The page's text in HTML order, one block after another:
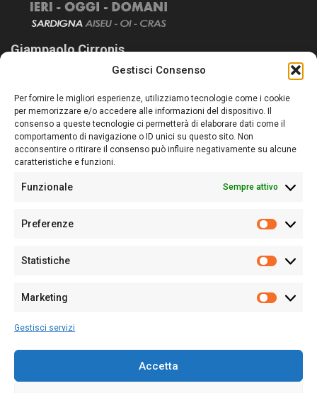
Gestisci Consenso
Per fornire le migliori esperienze, utilizziamo tecnologie come i cookie
per memorizzare e/o accedere alle informazioni del dispositivo. Il
consenso a queste tecnologie ci permetterà di elaborare dati come il
comportamento di navigazione o ID unici su questo sito. Non
acconsentire o ritirare il consenso può influire negativamente su alcune
caratteristiche e funzioni.
Funzionale Sempre attivo
Preferenze
Statistiche
Marketing
Gestisci servizi
Accetta
Giampaolo Cirronis
Sardegna Ieri-Oggi-Domani nasce per informare “liberamente” i
lettori su quanto accade in Sardegna, con un occhio rivolto al
nostro passato e, soprattutto, al nostro futuro
Follow Us
Sede:Via Cristoforo Colombo 09013 Carbonia
Partita IVA02270380922
128/2020 del 10/02/2020
Per la Pubblicità: